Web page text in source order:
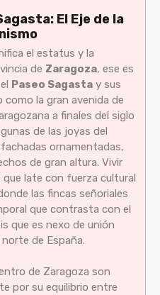
El Eje de la
el estatus y la
de Zaragoza, ese es
Paseo Sagasta y sus
como la gran avenida de
a finales del siglo
de las joyas del
ornamentadas,
de gran altura. Vivir
que late con fuerza cultural
las fincas señoriales
que contrasta con el
que es nexo de unión
de España.
de Zaragoza son
por su equilibrio entre